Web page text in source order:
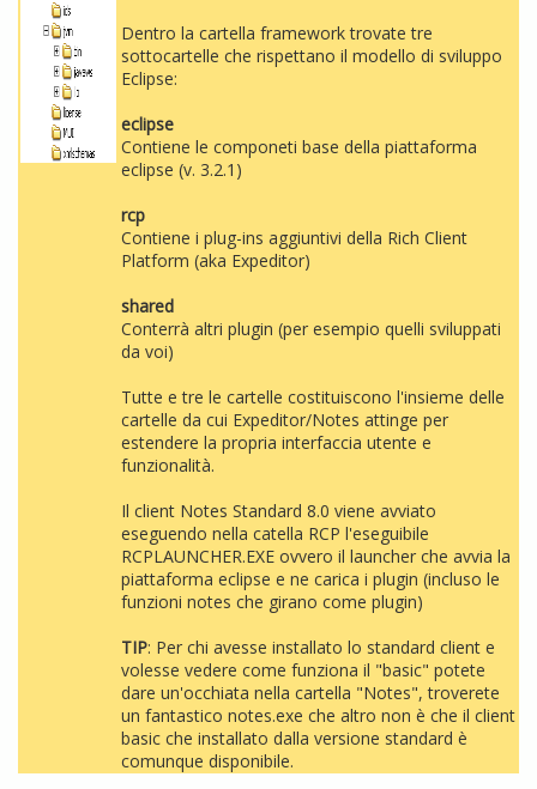
Dentro la cartella framework trovate tre
sottocartelle che rispettano il modello di sviluppo
Eclipse:
eclipse
Contiene le componeti base della piattaforma
eclipse (v. 3.2.1)
rcp
Contiene i plug-ins aggiuntivi della Rich Client
Platform (aka Expeditor)
shared
Conterrà altri plugin (per esempio quelli sviluppati
da voi)
Tutte e tre le cartelle costituiscono l'insieme delle
cartelle da cui Expeditor/Notes attinge per
estendere la propria interfaccia utente e
funzionalità.
Il client Notes Standard 8.0 viene avviato
eseguendo nella catella RCP l'eseguibile
RCPLAUNCHER.EXE ovvero il launcher che avvia la
piattaforma eclipse e ne carica i plugin (incluso le
funzioni notes che girano come plugin)
TIP: Per chi avesse installato lo standard client e
volesse vedere come funziona il "basic" potete
dare un'occhiata nella cartella "Notes", troverete
un fantastico notes.exe che altro non è che il client
basic che installato dalla versione standard è
comunque disponibile.